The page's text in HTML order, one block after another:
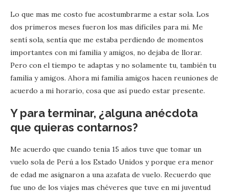
Lo que mas me costo fue acostumbrarme a estar sola. Los
dos primeros meses fueron los mas difíciles para mi. Me
sentí sola, sentía que me estaba perdiendo de momentos
importantes con mi familia y amigos, no dejaba de llorar.
Pero con el tiempo te adaptas y no solamente tu, también tu
familia y amigos. Ahora mi familia amigos hacen reuniones de
acuerdo a mi horario, cosa que así puedo estar presente.
Y para terminar, ¿alguna anécdota
que quieras contarnos?
Me acuerdo que cuando tenia 15 años tuve que tomar un
vuelo sola de Perú a los Estado Unidos y porque era menor
de edad me asignaron a una azafata de vuelo. Recuerdo que
fue uno de los viajes mas chéveres que tuve en mi juventud